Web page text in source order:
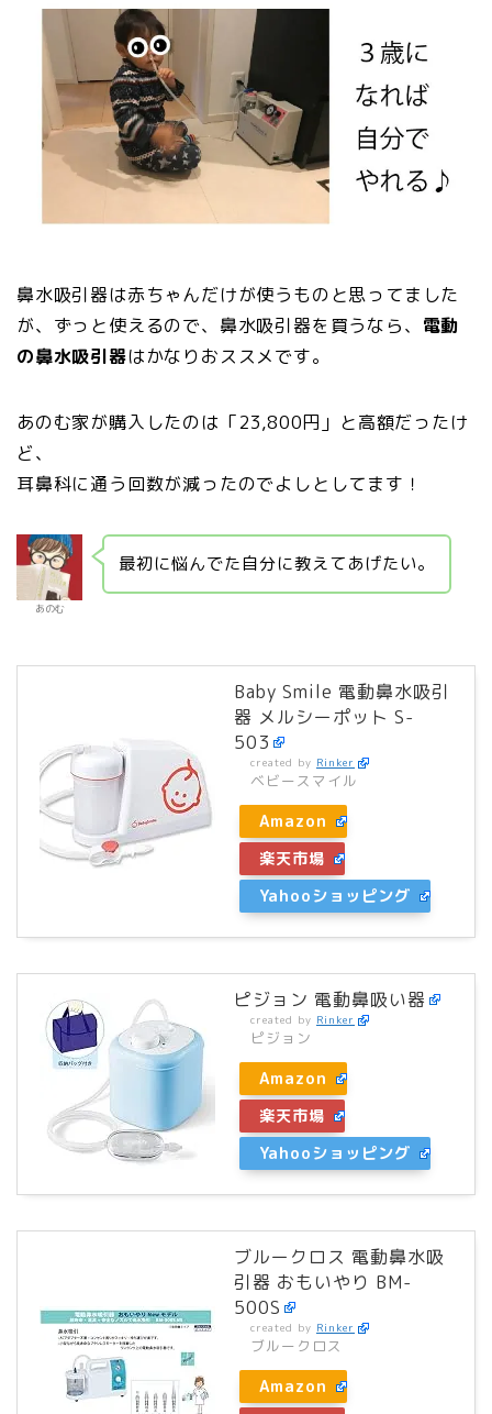
鼻水吸引器は赤ちゃんだけが使うものと思ってました
が、ずっと使えるので、鼻水吸引器を買うなら、 電動
の鼻水吸引器はかなりおススメです。
あのむ家が購入したのは「23,800円」と高額だったけ
ど、
耳鼻科に通う回数が減ったのでよしとしてます！
あのむ
最初に悩んでた自分に教えてあげたい。
Baby Smile 電動鼻水吸引
器 メルシーポット S-
503
created by Rinker
ベビースマイル
Amazon
楽天市場
Yahooショッピング
ピジョン 電動鼻吸い器
created by Rinker
ピジョン
Amazon
楽天市場
Yahooショッピング
ブルークロス 電動鼻水吸
引器 おもいやり BM-
500S
created by Rinker
ブルークロス
Amazon